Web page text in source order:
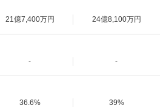
21億7,400万円 24億8,100万円
- -
36.6% 39%